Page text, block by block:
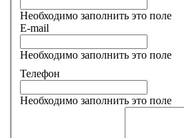
Необходимо заполнить это поле
E-mail
Необходимо заполнить это поле
Телефон
Необходимо заполнить это поле